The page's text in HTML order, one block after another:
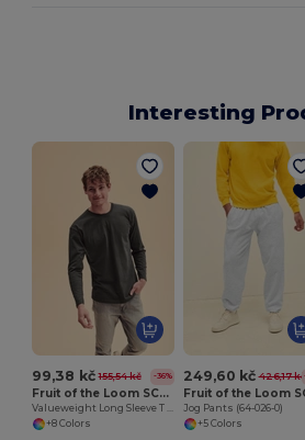
Interesting
99,38 kč 155,54 kč -36%
Fruit of the Loom SC201
+8 Colors
249,60 kč 426,17 kč
Jog Pants (64-026-0)
+5 Colors